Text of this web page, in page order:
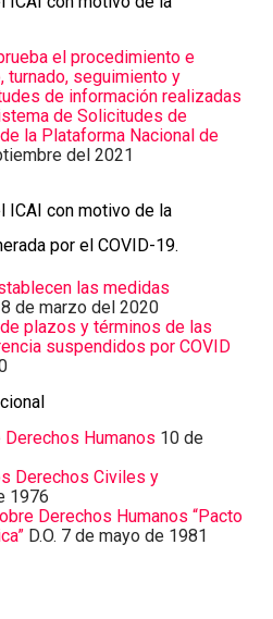
el procedimiento e
turnado, seguimiento y
de información realizadas
de Solicitudes de
la Plataforma Nacional de
del 2021
ICAI con motivo de la
por el COVID-19.
las medidas
de marzo del 2020
plazos y términos de las
suspendidos por COVID
Humanos 10 de
Derechos Civiles y
1976
Derechos Humanos “Pacto
D.O. 7 de mayo de 1981